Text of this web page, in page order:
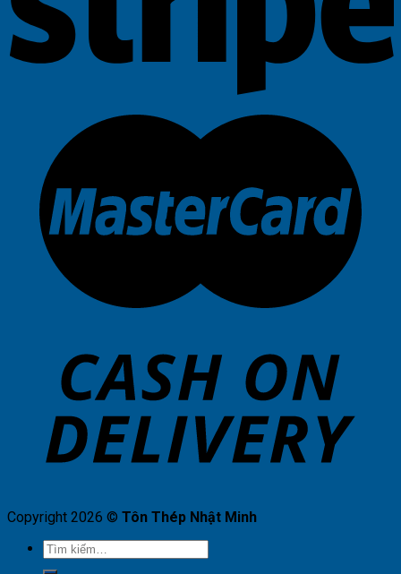
Copyright 2026 © Tôn Thép Nhật Minh
Tìm
kiếm: